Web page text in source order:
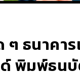
ๆ ธนาคา
พิมพ์ธน